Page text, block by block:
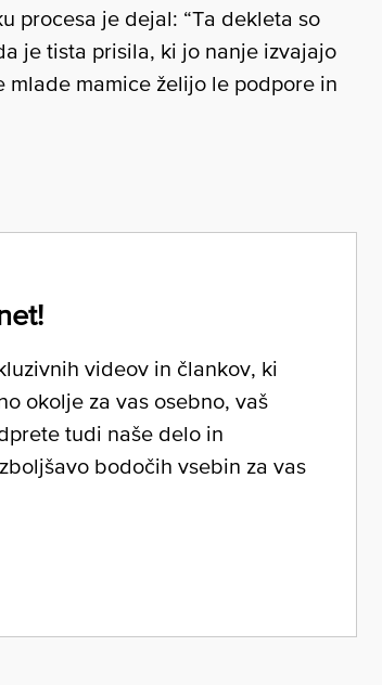
procesa je dejal: “Ta dekleta so
je tista prisila, ki jo nanje izvajajo
mlade mamice želijo le podpore in
videov in člankov, ki
okolje za vas osebno, vaš
tudi naše delo in
bodočih vsebin za vas